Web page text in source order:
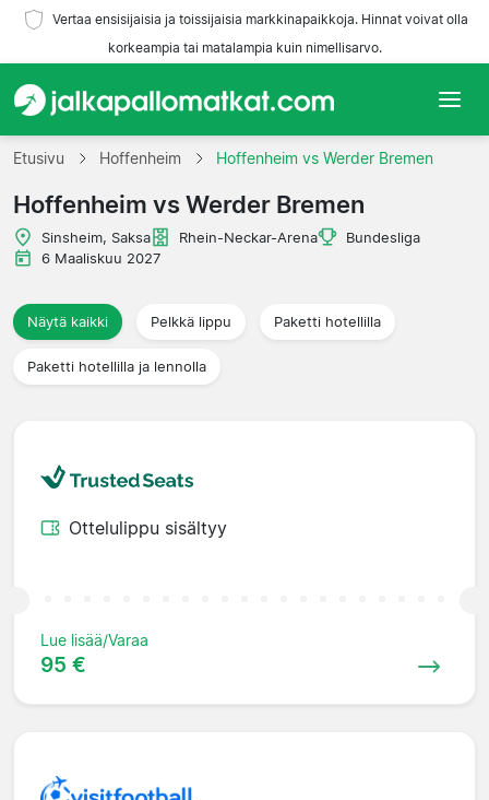
Vertaa ensisijaisia ja toissijaisia markkinapaikkoja. Hinnat voivat olla
korkeampia tai matalampia kuin nimellisarvo.
Etusivu
Joukkueet
Liigat
Matkatoimistoja
Etusivu Hoffenheim Hoffenheim vs Werder Bremen
Hoffenheim vs Werder Bremen
Sinsheim, Saksa Rhein-Neckar-Arena
Bundesliga
6 Maaliskuu 2027
Näytä kaikki Pelkkä lippu Paketti hotellilla
Paketti hotellilla ja lennolla
Ottelulippu sisältyy
Lue lisää/Varaa
95 €